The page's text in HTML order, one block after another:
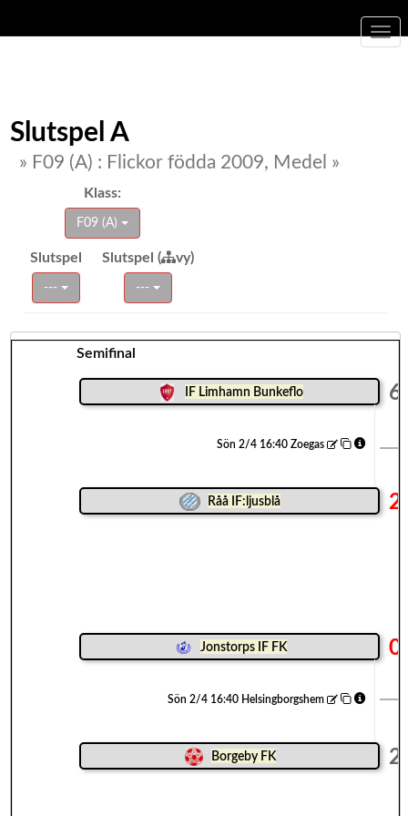
Slutspel A
» F09 (A) : Flickor födda 2009, Medel »
Klass:
F09 (A)
Slutspel Slutspel ( vy)
--- ---
Semifinal
IF Limhamn Bunkeflo 6
Sön 2/4 16:40 Zoegas
Råå IF:ljusblå 2
Jonstorps IF FK 0
Sön 2/4 16:40 Helsingborgshem
Borgeby FK 2